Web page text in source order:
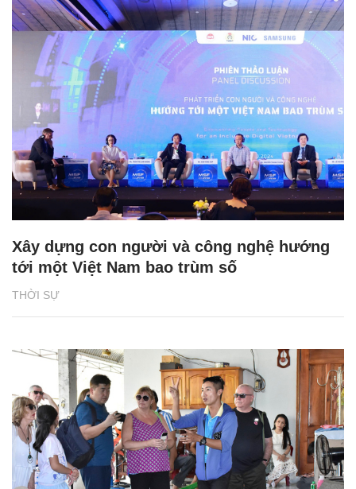
THỜI SỰ
Xây dựng con người và công nghệ hướng
tới một Việt Nam bao trùm số